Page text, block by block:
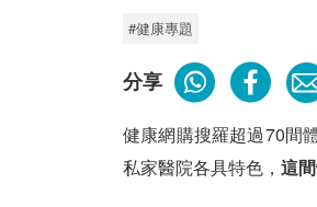
#健康專題
分享
健康網購搜羅超過70間
私家醫院各具特色， 這